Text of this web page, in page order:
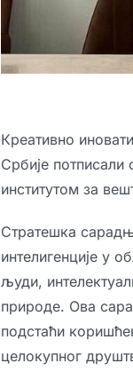
Креативно
Србије
институтом за
Стратешка
интелигенције у
људи,
природе. Ова
подстаћи
целокупног